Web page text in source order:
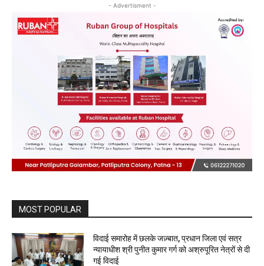
- Advertisment -
MOST POPULAR
विदाई समारोह में छलके जज़्बात, प्रधान जिला एवं सत्र
न्यायाधीश श्री पुनीत कुमार गर्ग को अश्रुपूरित नेत्रों से दी
गई विदाई